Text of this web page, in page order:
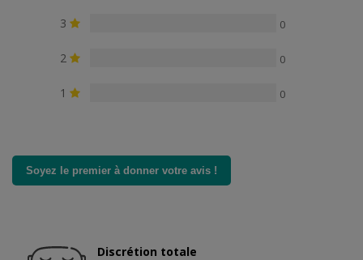
3 0
2 0
1 0
Soyez le premier à donner votre avis !
Discrétion totale